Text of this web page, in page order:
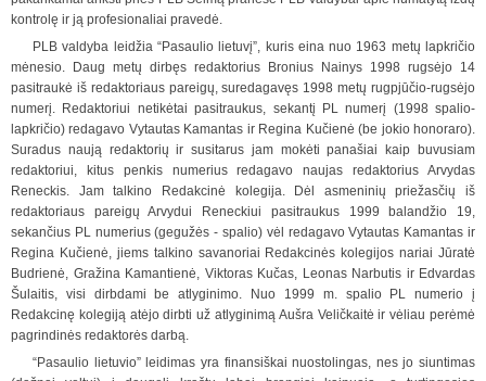
kontrolę ir ją profesionaliai pravedė.
PLB valdyba leidžia “Pasaulio lietuvį”, kuris eina nuo 1963 metų lapkričio
mėnesio. Daug metų dirbęs redaktorius Bronius Nainys 1998 rugsėjo 14
pasitraukė iš redaktoriaus pareigų, suredagavęs 1998 metų rugpjūčio-rugsėjo
numerį. Redaktoriui netikėtai pasitraukus, sekantį PL numerį (1998 spalio-
lapkričio) redagavo Vytautas Kamantas ir Regina Kučienė (be jokio honoraro).
Suradus naują redaktorių ir susitarus jam mokėti panašiai kaip buvusiam
redaktoriui, kitus penkis numerius redagavo naujas redaktorius Arvydas
Reneckis. Jam talkino Redakcinė kolegija. Dėl asmeninių priežasčių iš
redaktoriaus pareigų Arvydui Reneckiui pasitraukus 1999 balandžio 19,
sekančius PL numerius (gegužės - spalio) vėl redagavo Vytautas Kamantas ir
Regina Kučienė, jiems talkino savanoriai Redakcinės kolegijos nariai Jūratė
Budrienė, Gražina Kamantienė, Viktoras Kučas, Leonas Narbutis ir Edvardas
Šulaitis, visi dirbdami be atlyginimo. Nuo 1999 m. spalio PL numerio į
Redakcinę kolegiją atėjo dirbti už atlyginimą Aušra Veličkaitė ir vėliau perėmė
pagrindinės redaktorės darbą.
“Pasaulio lietuvio” leidimas yra finansiškai nuostolingas, nes jo siuntimas